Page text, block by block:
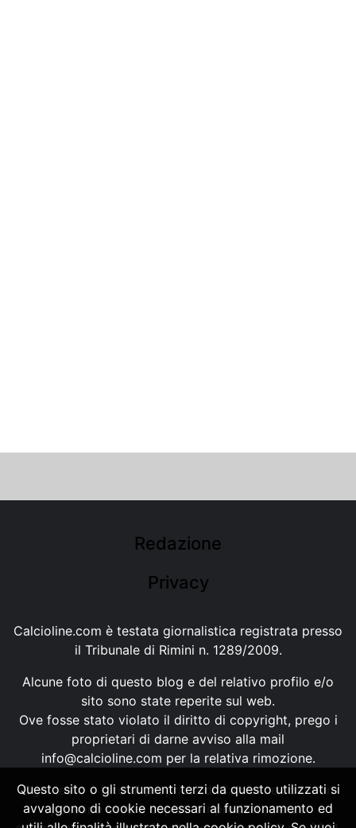
Redazione
Privacy
Calcioline.com è testata giornalistica registrata presso
il Tribunale di Rimini n. 1289/2009.
Alcune foto di questo blog e del relativo profilo e/o
sito sono state reperite sul web.
Ove fosse stato violato il diritto di copyright, prego i
proprietari di darne avviso alla mail
info@calcioline.com per la relativa rimozione.
Ogni testo e foto di proprietà di Calcioline.com non
possono essere copiati o riprodotti, senza
Questo sito o gli strumenti terzi da questo utilizzati si
avvalgono di cookie necessari al funzionamento ed